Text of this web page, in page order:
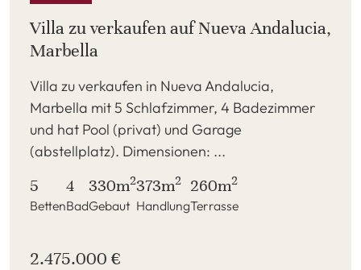
Villa zu verkaufen auf Nueva Andalucia,
Marbella
Villa zu verkaufen in Nueva Andalucia,
Marbella mit 5 Schlafzimmer, 4 Badezimmer
und hat Pool (privat) und Garage
(abstellplatz). Dimensionen: ...
5
Betten
4
Bad
330m2
Gebaut
373m2
Handlung
260m2
Terrasse
2.475.000 €